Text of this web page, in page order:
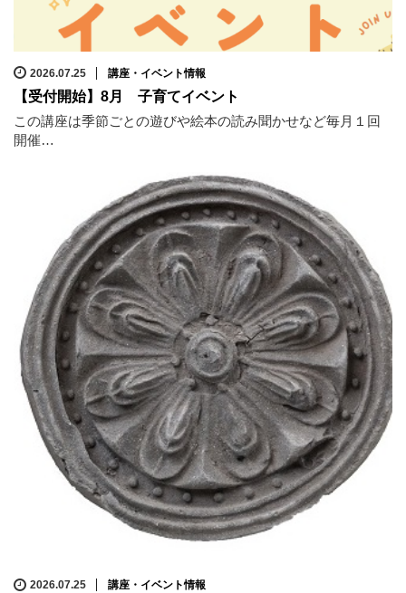
2026.07.25 講座・イベント情報
【受付開始】8月 子育てイベント
この講座は季節ごとの遊びや絵本の読み聞かせなど毎月１回
開催…
2026.07.25 講座・イベント情報